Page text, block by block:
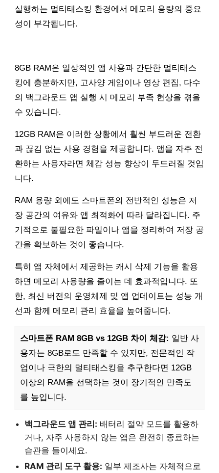
실행하는 멀티태스킹 환경에서 메모리 용량의 중요
성이 부각됩니다.
8GB RAM은 일상적인 앱 사용과 간단한 멀티태스
킹에 충분하지만, 고사양 게임이나 영상 편집, 다수
의 백그라운드 앱 실행 시 메모리 부족 현상을 겪을
수 있습니다.
12GB RAM은 이러한 상황에서 훨씬 부드러운 전환
과 끊김 없는 사용 경험을 제공합니다. 앱을 자주 전
환하는 사용자라면 체감 성능 향상이 두드러질 것입
니다.
RAM 용량 외에도 스마트폰의 전반적인 성능은 저
장 공간의 여유와 앱 최적화에 따라 달라집니다. 주
기적으로 불필요한 파일이나 앱을 정리하여 저장 공
간을 확보하는 것이 좋습니다.
특히 앱 자체에서 제공하는 캐시 삭제 기능을 활용
하면 메모리 사용량을 줄이는 데 효과적입니다. 또
한, 최신 버전의 운영체제 및 앱 업데이트는 성능 개
선과 함께 메모리 관리 효율을 높여줍니다.
스마트폰 RAM 8GB vs 12GB 차이 체감: 일반 사
용자는 8GB로도 만족할 수 있지만, 전문적인 작
업이나 극한의 멀티태스킹을 추구한다면 12GB
이상의 RAM을 선택하는 것이 장기적인 만족도
를 높입니다.
백그라운드 앱 관리: 배터리 절약 모드를 활용하
거나, 자주 사용하지 않는 앱은 완전히 종료하는
습관을 들이세요.
RAM 관리 도구 활용: 일부 제조사는 자체적으로